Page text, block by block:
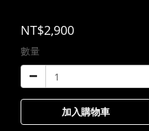
NT$2,900
數量
加入購物車